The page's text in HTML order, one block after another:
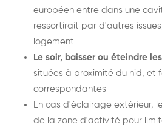
européen entre dans une
ressortirait par d'autres
logement
Le soir, baisser ou éteindre
situées à proximité du nid, et
correspondantes
En cas d'éclairage extérieur,
de la zone d'activité pour